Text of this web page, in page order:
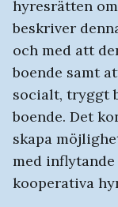
hyresrätten
beskriver
och med att
boende samt
socialt, tryggt
boende. Det
skapa
med inflytande
kooperativa